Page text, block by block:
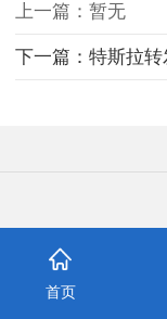
上一篇：暂无
关于我们
合作案例
首页